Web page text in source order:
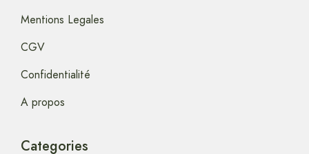
Mentions Legales
CGV
Confidentialité
A propos
Categories